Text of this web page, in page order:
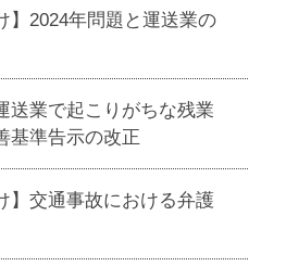
】2024年問題と運送業の
送業で起こりがちな残業
基準告示の改正
】交通事故における弁護